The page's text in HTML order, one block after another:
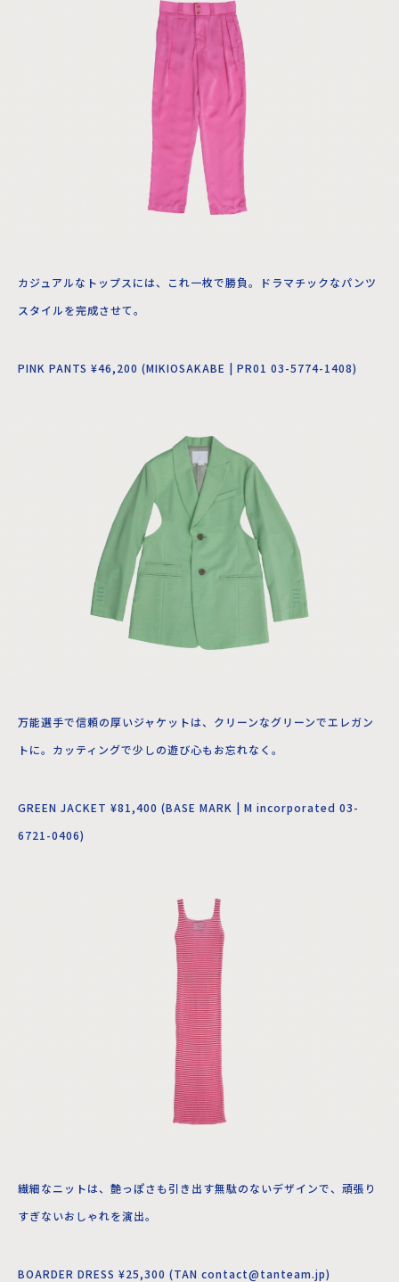
カジュアルなトップスには、これ一枚で勝負。ドラマチックなパンツ
スタイルを完成させて。
PINK PANTS ¥46,200 (MIKIOSAKABE | PR01 03-5774-1408)
万能選手で信頼の厚いジャケットは、クリーンなグリーンでエレガン
トに。カッティングで少しの遊び心もお忘れなく。
GREEN JACKET ¥81,400 (BASE MARK | M incorporated 03-
6721-0406)
繊細なニットは、艶っぽさも引き出す無駄のないデザインで、頑張り
すぎないおしゃれを演出。
BOARDER DRESS ¥25,300 (TAN contact@tanteam.jp)